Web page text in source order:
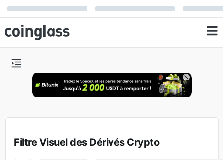
Filtre Visuel des Dérivés Crypto